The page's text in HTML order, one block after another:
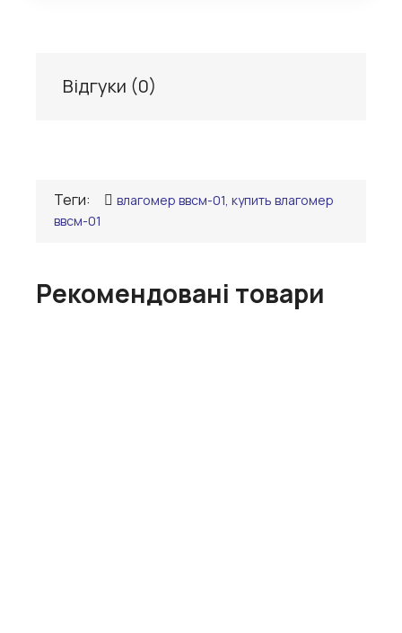
Відгуки (0)
Теги:
влагомер ввсм-01, купить влагомер
ввсм-01
Рекомендовані товари